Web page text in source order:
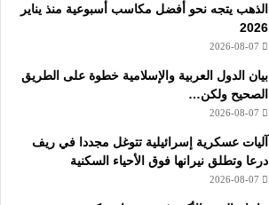
الذهب يتجه نحو أفضل مكاسب أسبوعية منذ يناير
2026
2026-08-07
بيان الدول العربية والإسلامية خطوة على الطريق
الصحيح ولكن…
2026-08-07
آليات عسكرية إسرائيلية تتوغل مجددا في ريف
درعا وتطلق نيرانها فوق الأحياء السكنية
2026-08-07